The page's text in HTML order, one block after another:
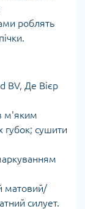
роблять
BV, Де Вієр
м'яким
сушити
матовий/
силует.